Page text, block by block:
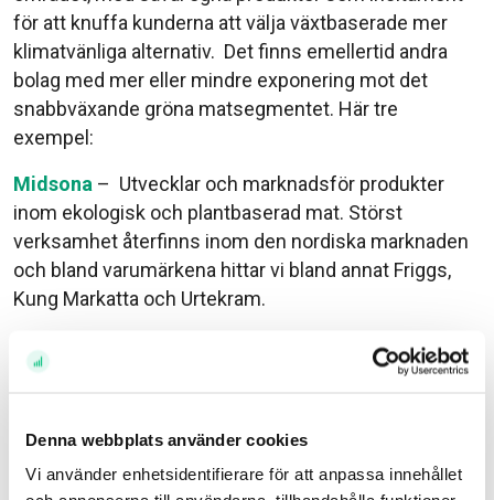
Denna webbplats använder cookies
Vi använder enhetsidentifierare för att anpassa innehållet
för att knuffa kunderna att välja växtbaserade mer
klimatvänliga alternativ. Det finns emellertid andra
bolag med mer eller mindre exponering mot det
snabbväxande gröna matsegmentet. Här tre
exempel:
Midsona – Utvecklar och marknadsför produkter
inom ekologisk och plantbaserad mat. Störst
verksamhet återfinns inom den nordiska marknaden
och bland varumärkena hittar vi bland annat Friggs,
Kung Markatta och Urtekram.
AAK
– Producent av vegetabiliska oljor och fetter.
Produkterna används som ersättning för mjölkfett
och konfektyrprodukter, samt inom kosmetika.
Burcon NutraScience– kanadensiskt bolag som